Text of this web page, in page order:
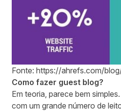
Fonte: https://ahrefs.com/
Como fazer guest blog?
Em teoria, parece bem
com um grande número de